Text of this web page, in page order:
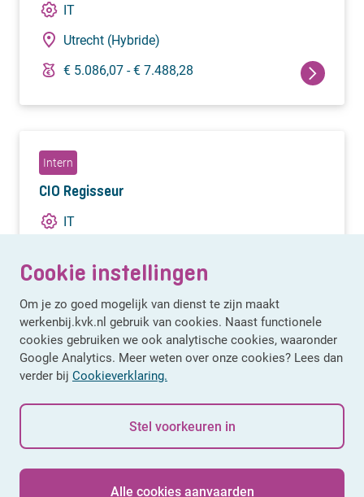
Cookie instellingen
Om je zo goed mogelijk van dienst te zijn maakt
werkenbij.kvk.nl gebruik van cookies. Naast functionele
cookies gebruiken we ook analytische cookies, waaronder
Google Analytics. Meer weten over onze cookies? Lees dan
verder bij Cookieverklaring.
Stel voorkeuren in
Alle cookies aanvaarden
IT
Utrecht (Hybride)
€ 5.086,07 - € 7.488,28
Intern
CIO Regisseur
IT
€ 5.086,07 - € 7.488,28
Bekijk alle vacatures